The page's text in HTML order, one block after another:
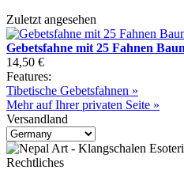
Zuletzt angesehen
Gebetsfahne mit 25 Fahnen
14,50 €
Features:
Tibetische Gebetsfahnen »
Mehr auf Ihrer privaten Seite »
Versandland
Rechtliches